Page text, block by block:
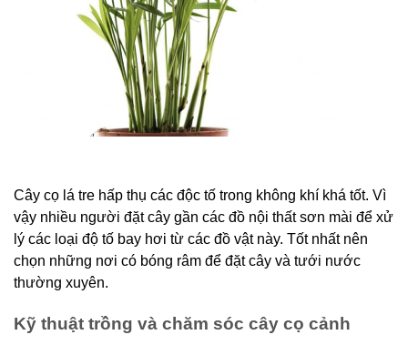
Cây cọ lá tre hấp thụ các độc tố trong không khí khá tốt. Vì
vậy nhiều người đặt cây gần các đồ nội thất sơn mài để xử
lý các loại độ tố bay hơi từ các đồ vật này. Tốt nhất nên
chọn những nơi có bóng râm để đặt cây và tưới nước
thường xuyên.
Kỹ thuật trồng và chăm sóc cây cọ cảnh